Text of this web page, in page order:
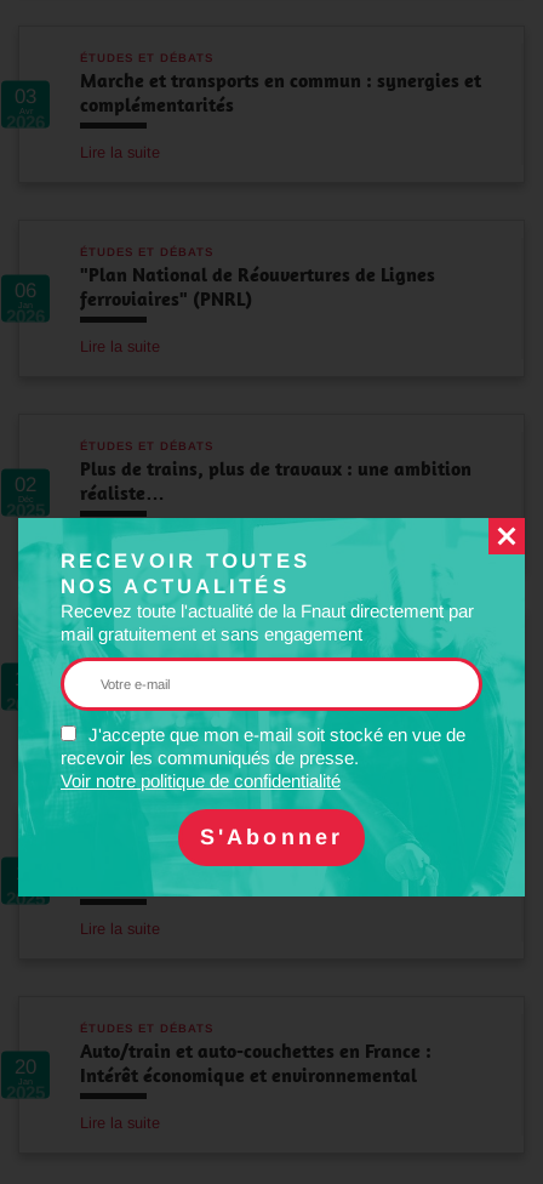
RECEVOIR TOUTES
NOS ACTUALITÉS
Recevez toute l'actualité de la Fnaut directement par
mail gratuitement et sans engagement
J'accepte que mon e-mail soit stocké en vue de
recevoir les communiqués de presse.
Voir notre politique de confidentialité
03
Avr
2026
ÉTUDES ET DÉBATS
Marche et transports en commun : synergies et
complémentarités
Lire la suite
06
Jan
2026
ÉTUDES ET DÉBATS
"Plan National de Réouvertures de Lignes
ferroviaires" (PNRL)
Lire la suite
02
Déc
2025
ÉTUDES ET DÉBATS
Plus de trains, plus de travaux : une ambition
réaliste…
Lire la suite
19
2025
ÉTUDES ET DÉBATS
Évaluation de la mise en oeuvre des 23
exigences de…
Lire la suite
2025
ÉTUDES ET DÉBATS
Expertise : les dépenses publiques en faveur du
Lire la suite
20
Jan
2025
ÉTUDES ET DÉBATS
Auto/train et auto-couchettes en France :
Intérêt économique et environnemental
Lire la suite